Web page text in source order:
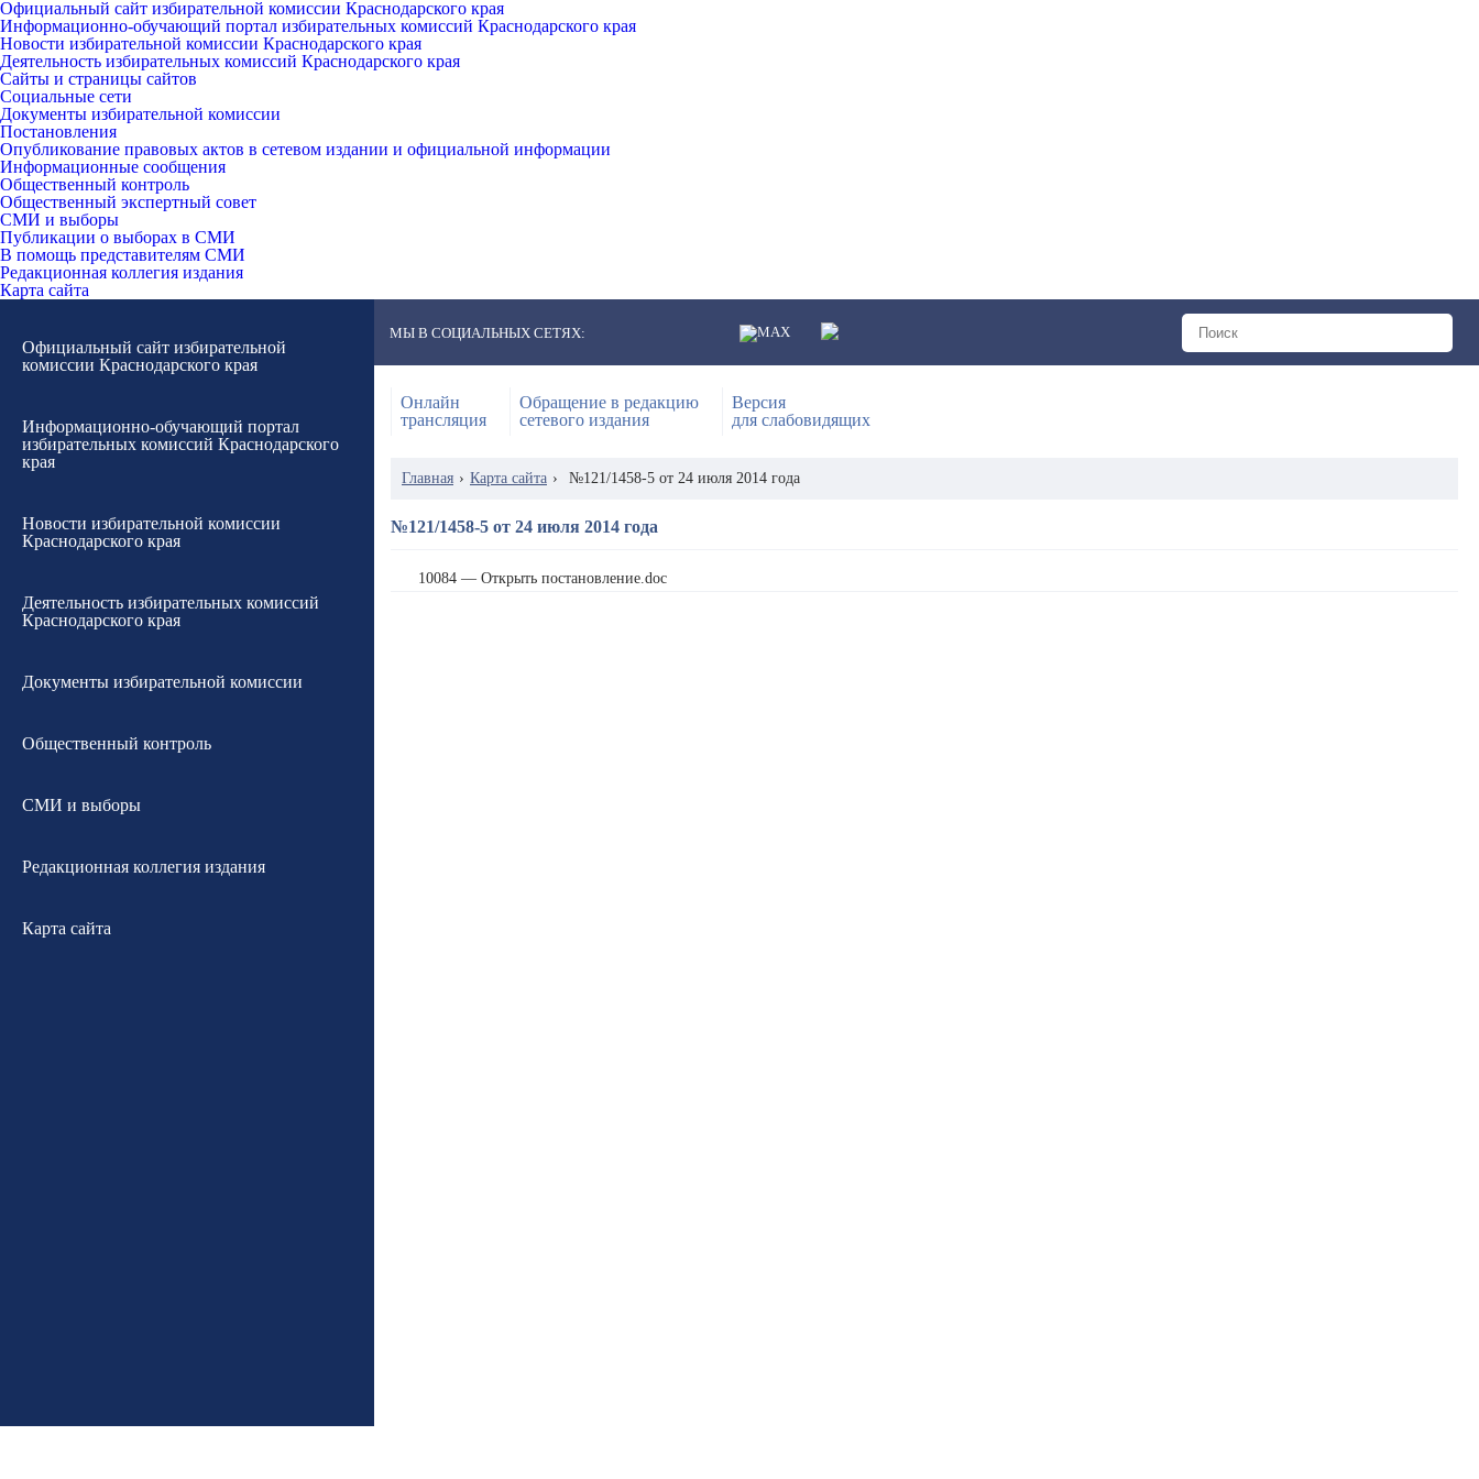
Официальный сайт избирательной комиссии Краснодарского края
Информационно-обучающий портал избирательных комиссий Краснодарского края
Новости избирательной комиссии Краснодарского края
Деятельность избирательных комиссий Краснодарского края
Сайты и страницы сайтов
Социальные сети
Документы избирательной комиссии
Постановления
Опубликование правовых актов в сетевом издании и официальной информации
Информационные сообщения
Общественный контроль
Общественный экспертный совет
СМИ и выборы
Публикации о выборах в СМИ
В помощь представителям СМИ
Редакционная коллегия издания
Карта сайта
Официальный сайт избирательной
комиссии Краснодарского края
Информационно-обучающий портал
избирательных комиссий Краснодарского
края
Новости избирательной комиссии
Краснодарского края
Деятельность избирательных комиссий
Краснодарского края
Документы избирательной комиссии
Общественный контроль
СМИ и выборы
Редакционная коллегия издания
Карта сайта
МЫ В СОЦИАЛЬНЫХ СЕТЯХ:
Онлайн
трансляция
Обращение в редакцию
сетевого издания
Версия
для слабовидящих
Главная › Карта сайта › №121/1458-5 от 24 июля 2014 года
№121/1458-5 от 24 июля 2014 года
10084 — Открыть постановление.doc